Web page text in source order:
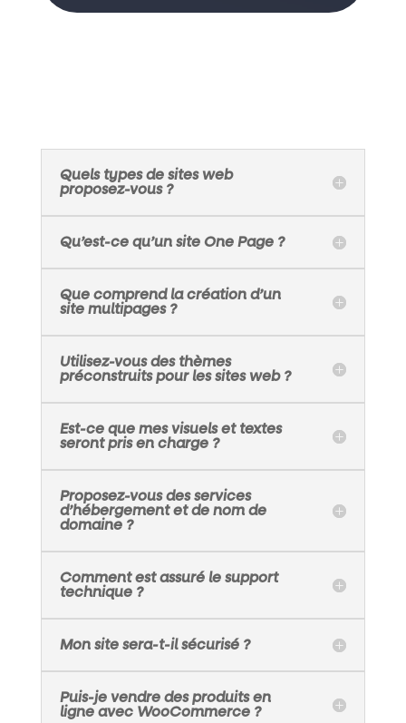
Quels types de sites web
proposez-vous ?
Qu’est-ce qu’un site One Page ?
Que comprend la création d’un
site multipages ?
Utilisez-vous des thèmes
préconstruits pour les sites web ?
Est-ce que mes visuels et textes
seront pris en charge ?
Proposez-vous des services
d’hébergement et de nom de
domaine ?
Comment est assuré le support
technique ?
Mon site sera-t-il sécurisé ?
Puis-je vendre des produits en
ligne avec WooCommerce ?